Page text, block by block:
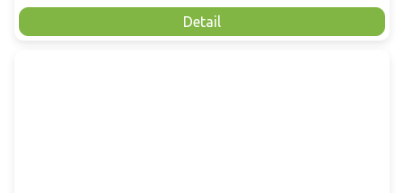
Detail